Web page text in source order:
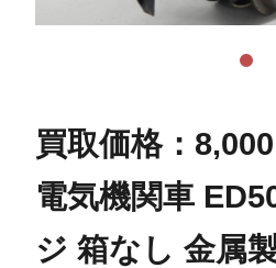
買取価格：
電気機関車
ジ 箱なし 金属